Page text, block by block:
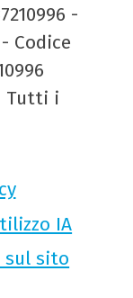
-
Codice
Tutti i
IA
sul sito